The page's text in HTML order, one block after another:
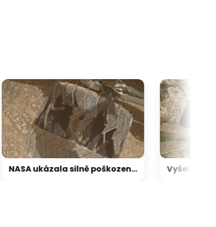
galerie: cviky
NASA ukázala silně poškozená kola roveru Curiosity. Přesto po 13 letech dál neúnavně zkoumá Mars